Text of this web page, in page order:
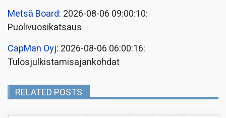
Metsä Board: 2026-08-06 09:00:10:
Puolivuosikatsaus
CapMan Oyj: 2026-08-06 06:00:16:
Tulosjulkistamisajankohdat
RELATED POSTS